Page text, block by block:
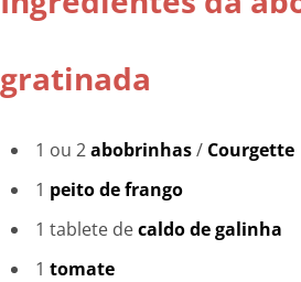
gratinada
1 ou 2abobrinhas/ Courgette
1 peito de frango
1 tablete decaldo de galinha
1tomate